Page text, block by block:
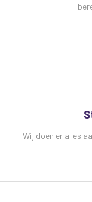
Wij doen er alles